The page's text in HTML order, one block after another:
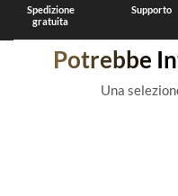
Spedizione
gratuita
Supporto
Potrebbe
Una